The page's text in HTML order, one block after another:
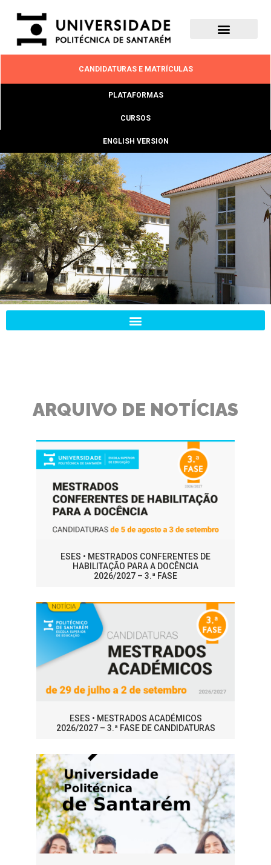
CANDIDATURAS E MATRÍCULAS
PLATAFORMAS
CURSOS
ENGLISH VERSION
EDUCAÇÃODE
ARQUIVO DE NOTÍCIAS
ESES • MESTRADOS CONFERENTES DE
HABILITAÇÃO PARA A DOCÊNCIA
2026/2027 – 3.ª FASE
ESES • MESTRADOS ACADÉMICOS
2026/2027 – 3.ª FASE DE CANDIDATURAS